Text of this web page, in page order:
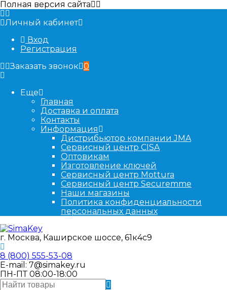
Полная версия сайта
Личный кабинет
Вход
Регистрация
Заказать звонок 0
Еще
Главная
Доставка и оплата
Контакты
Информация
Дистрибьютор компании JMA
Сервисный центр CISA
Оптовикам
Изготовление ключей
Сервисный центр Mottura
Сервисный центр Securemme
Наши магазины
Политика конфиденциальности
персональных данных
г. Москва, Каширское шоссе, 61к4с9
8 (800) 555-53-08
E-mail: 7@simakey.ru
ПН-ПТ 08:00-18:00